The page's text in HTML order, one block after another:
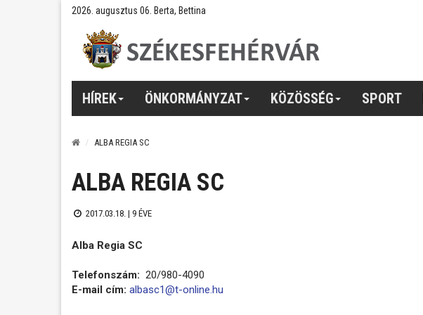
2026. augusztus 06. Berta, Bettina
HÍREK ÖNKORMÁNYZAT KÖZÖSSÉG SPORT
ALBA REGIA SC
ALBA REGIA SC
2017.03.18. | 9 ÉVE
Alba Regia SC
Telefonszám: 20/980-4090
E-mail cím: albasc1@t-online.hu